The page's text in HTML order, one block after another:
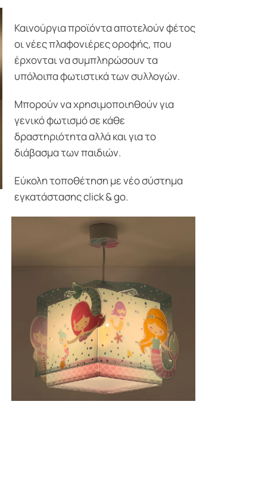
Καινούργια προϊόντα αποτελούν φέτος
οι νέες πλαφονιέρες οροφής, που
έρχονται να συμπληρώσουν τα
υπόλοιπα φωτιστικά των συλλογών.
Μπορούν να χρησιμοποιηθούν για
γενικό φωτισμό σε κάθε
δραστηριότητα αλλά και για το
διάβασμα των παιδιών.
Εύκολη τοποθέτηση με νέο σύστημα
εγκατάστασης click & go.